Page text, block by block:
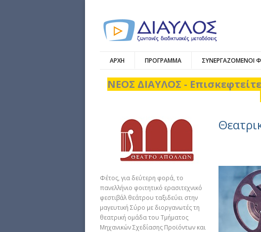
ΑΡΧΗ ΠΡΟΓΡΑΜΜΑ ΣΥΝΕΡΓΑΖΟΜΕΝΟΙ
ΝΕΟΣ ΔΙΑΥΛΟΣ -
Φέτος, για δεύτερη φορά, το
πανελλήνιο φοιτητικό ερασιτεχνικό
φεστιβάλ θεάτρου ταξιδεύει στην
μαγευτική Σύρο με διοργανωτές τη
θεατρική ομάδα του Τμήματος
Μηχανικών Σχεδίασης Προϊόντων και